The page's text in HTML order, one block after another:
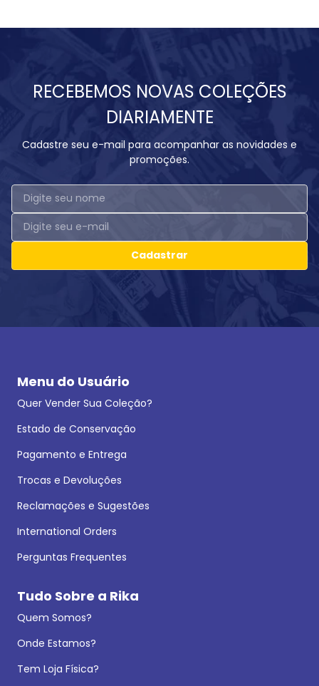
RECEBEMOS NOVAS COLEÇÕES
DIARIAMENTE
Cadastre seu e-mail para acompanhar as novidades e
promoções.
Cadastrar
Menu do Usuário
Quer Vender Sua Coleção?
Estado de Conservação
Pagamento e Entrega
Trocas e Devoluções
Reclamações e Sugestões
International Orders
Perguntas Frequentes
Tudo Sobre a Rika
Quem Somos?
Onde Estamos?
Tem Loja Física?